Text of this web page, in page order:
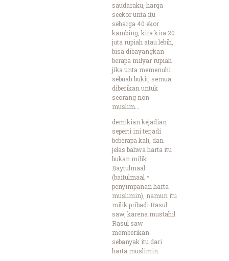
saudaraku, harga
seekor unta itu
seharga 40 ekor
kambing, kira kira 20
juta rupiah atau lebih,
bisa dibayangkan
berapa milyar rupiah
jika unta memenuhi
sebuah bukit, semua
diberikan untuk
seorang non
muslim…
demikian kejadian
seperti ini terjadi
beberapa kali, dan
jelas bahwa harta itu
bukan milik
Baytulmaal
(baitulmaal =
penyimpanan harta
muslimin), namun itu
milik pribadi Rasul
saw, karena mustahil
Rasul saw
memberikan
sebanyak itu dari
harta muslimin.